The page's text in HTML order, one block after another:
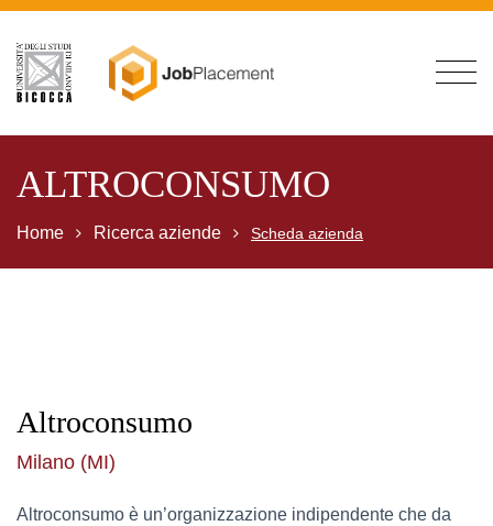
ALTROCONSUMO
Home Ricerca aziende Scheda azienda
Altroconsumo
Milano (MI)
Altroconsumo è un’organizzazione indipendente che da